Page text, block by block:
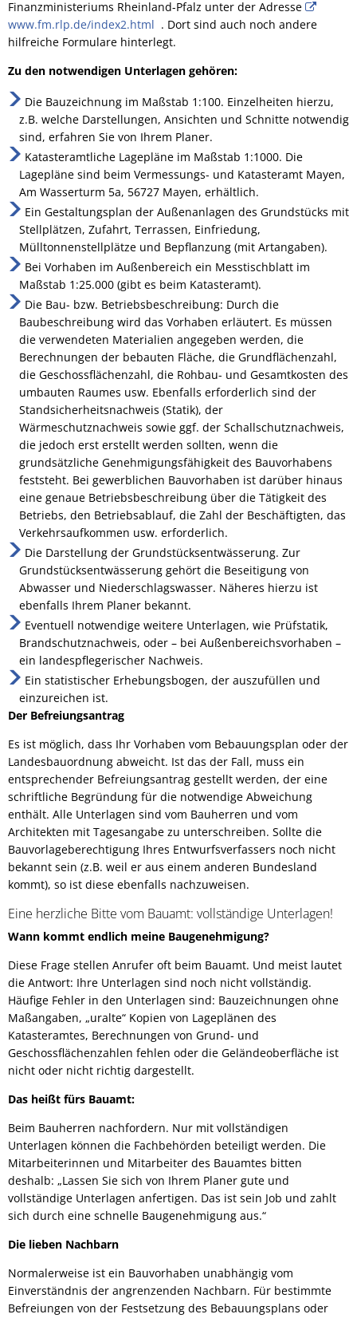
Finanzministeriums Rheinland-Pfalz unter der Adresse
www.fm.rlp.de/index2.html . Dort sind auch noch andere
hilfreiche Formulare hinterlegt.
Zu den notwendigen Unterlagen gehören:
Die Bauzeichnung im Maßstab 1:100. Einzelheiten hierzu,
z.B. welche Darstellungen, Ansichten und Schnitte notwendig
sind, erfahren Sie von Ihrem Planer.
Katasteramtliche Lagepläne im Maßstab 1:1000. Die
Lagepläne sind beim Vermessungs- und Katasteramt Mayen,
Am Wasserturm 5a, 56727 Mayen, erhältlich.
Ein Gestaltungsplan der Außenanlagen des Grundstücks mit
Stellplätzen, Zufahrt, Terrassen, Einfriedung,
Mülltonnenstellplätze und Bepflanzung (mit Artangaben).
Bei Vorhaben im Außenbereich ein Messtischblatt im
Maßstab 1:25.000 (gibt es beim Katasteramt).
Die Bau- bzw. Betriebsbeschreibung: Durch die
Baubeschreibung wird das Vorhaben erläutert. Es müssen
die verwendeten Materialien angegeben werden, die
Berechnungen der bebauten Fläche, die Grundflächenzahl,
die Geschossflächenzahl, die Rohbau- und Gesamtkosten des
umbauten Raumes usw. Ebenfalls erforderlich sind der
Standsicherheitsnachweis (Statik), der
Wärmeschutznachweis sowie ggf. der Schallschutznachweis,
die jedoch erst erstellt werden sollten, wenn die
grundsätzliche Genehmigungsfähigkeit des Bauvorhabens
feststeht. Bei gewerblichen Bauvorhaben ist darüber hinaus
eine genaue Betriebsbeschreibung über die Tätigkeit des
Betriebs, den Betriebsablauf, die Zahl der Beschäftigten, das
Verkehrsaufkommen usw. erforderlich.
Die Darstellung der Grundstücksentwässerung. Zur
Grundstücksentwässerung gehört die Beseitigung von
Abwasser und Niederschlagswasser. Näheres hierzu ist
ebenfalls Ihrem Planer bekannt.
Eventuell notwendige weitere Unterlagen, wie Prüfstatik,
Brandschutznachweis, oder – bei Außenbereichsvorhaben –
ein landespflegerischer Nachweis.
Ein statistischer Erhebungsbogen, der auszufüllen und
einzureichen ist.
Der Befreiungsantrag
Es ist möglich, dass Ihr Vorhaben vom Bebauungsplan oder der
Landesbauordnung abweicht. Ist das der Fall, muss ein
entsprechender Befreiungsantrag gestellt werden, der eine
schriftliche Begründung für die notwendige Abweichung
enthält. Alle Unterlagen sind vom Bauherren und vom
Architekten mit Tagesangabe zu unterschreiben. Sollte die
Bauvorlageberechtigung Ihres Entwurfsverfassers noch nicht
bekannt sein (z.B. weil er aus einem anderen Bundesland
kommt), so ist diese ebenfalls nachzuweisen.
Eine herzliche Bitte vom Bauamt: vollständige Unterlagen!
Wann kommt endlich meine Baugenehmigung?
Diese Frage stellen Anrufer oft beim Bauamt. Und meist lautet
die Antwort: Ihre Unterlagen sind noch nicht vollständig.
Häufige Fehler in den Unterlagen sind: Bauzeichnungen ohne
Maßangaben, „uralte“ Kopien von Lageplänen des
Katasteramtes, Berechnungen von Grund- und
Geschossflächenzahlen fehlen oder die Geländeoberfläche ist
nicht oder nicht richtig dargestellt.
Das heißt fürs Bauamt:
Beim Bauherren nachfordern. Nur mit vollständigen
Unterlagen können die Fachbehörden beteiligt werden. Die
Mitarbeiterinnen und Mitarbeiter des Bauamtes bitten
deshalb: „Lassen Sie sich von Ihrem Planer gute und
vollständige Unterlagen anfertigen. Das ist sein Job und zahlt
sich durch eine schnelle Baugenehmigung aus.“
Die lieben Nachbarn
Normalerweise ist ein Bauvorhaben unabhängig vom
Einverständnis der angrenzenden Nachbarn. Für bestimmte
Befreiungen von der Festsetzung des Bebauungsplans oder